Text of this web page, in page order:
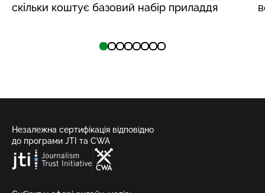
скільки коштує базовий набір приладдя
Незалежна сертифікація відповідно
до програми JTI та CWA